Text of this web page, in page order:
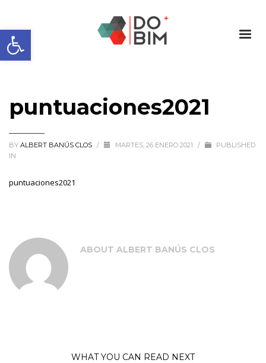
Abrir barra de herramientas
puntuaciones2021
BY ALBERT BANÚS CLOS / MARTES, 26 ENERO 2021 /
PUBLISHED
IN
puntuaciones2021
ABOUT ALBERT BANÚS CLOS
WHAT YOU CAN READ NEXT